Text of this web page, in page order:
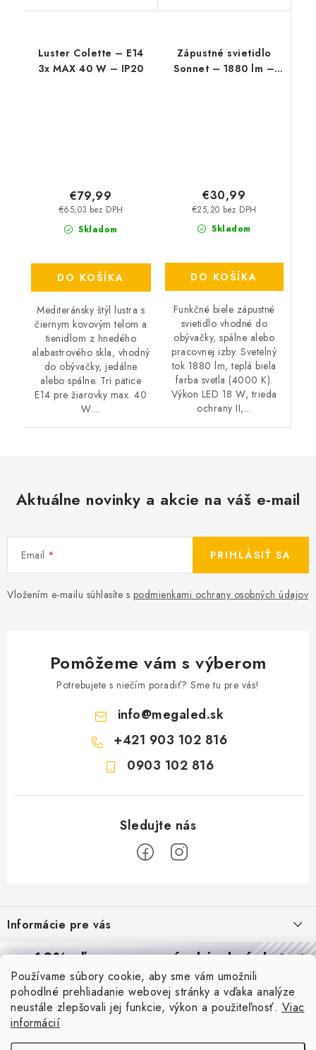
Používame súbory cookie, aby sme vám umožnili
pohodlné prehliadanie webovej stránky a vďaka analýze
neustále zlepšovali jej funkcie, výkon a použiteľnosť. Viac
informácií
Luster Colette – E14
3x MAX 40 W – IP20
Skladom
€65,03 bez DPH
€79,99
DO KOŠÍKA
Mediteránsky štýl lustra s
čiernym kovovým telom a
tienidlom z hnedého
alabastrového skla, vhodný
do obývačky, jedálne
alebo spálne. Tri pätice
E14 pre žiarovky max. 40
W....
Zápustné svietidlo
Sonnet – 1880 lm –
Skladom
€25,20 bez DPH
€30,99
DO KOŠÍKA
Funkčné biele zápustné
svietidlo vhodné do
obývačky, spálne alebo
pracovnej izby. Svetelný
tok 1880 lm, teplá biela
farba svetla (4000 K).
Výkon LED 18 W, trieda
ochrany II,...
Aktuálne novinky a akcie na váš e-mail
Email
Vložením e-mailu súhlasíte s podmienkami ochrany osobných údajov
PRIHLÁSIŤ SA
Pomôžeme vám s výberom
Potrebujete s niečím poradiť? Sme tu pre vás!
info@megaled.sk
+421 903 102 816
0903 102 816
p
ä
Informácie pre vás
Reklamácie a formulár na odstúpenie od zmluvy
Obchodné podmienky
Podmienky ochrany osobných údajov
O nás - MEGALED & JANTON Zákamenné
Blog
PIR vs. mikrovlnný senzor: ktorý je lepší a kedy ho použiť? +
vysvetlenie daylight senzoru
10% zľavana prvú objednávku
Prihláste sa azískajtezľavu aj praktické tipy,vďaka ktorým
budete svietiť lepšie a platiť menej.